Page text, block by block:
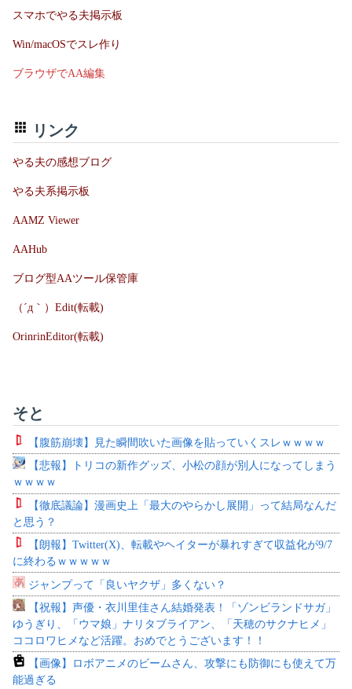
スマホでやる夫掲示板
Win/macOSでスレ作り
ブラウザでAA編集
リンク
やる夫の感想ブログ
やる夫系掲示板
AAMZ Viewer
AAHub
ブログ型AAツール保管庫
（´д｀）Edit(転載)
OrinrinEditor(転載)
そと
【腹筋崩壊】見た瞬間吹いた画像を貼っていくスレｗｗｗｗ
【悲報】トリコの新作グッズ、小松の顔が別人になってしまう
ｗｗｗｗ
【徹底議論】漫画史上「最大のやらかし展開」って結局なんだ
と思う？
【朗報】Twitter(X)、転載やヘイターが暴れすぎて収益化が9/7
に終わるｗｗｗｗｗ
ジャンプって「良いヤクザ」多くない？
【祝報】声優・衣川里佳さん結婚発表！「ゾンビランドサガ」
ゆうぎり、「ウマ娘」ナリタブライアン、「天穂のサクナヒメ」
ココロワヒメなど活躍。おめでとうございます！！
【画像】ロボアニメのビームさん、攻撃にも防御にも使えて万
能過ぎる